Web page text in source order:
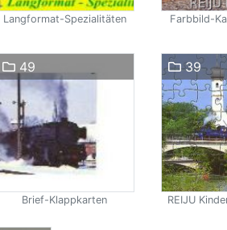
Langformat-Spezialitäten Farbbild-
49
Brief-Klappkarten
39
REIJU